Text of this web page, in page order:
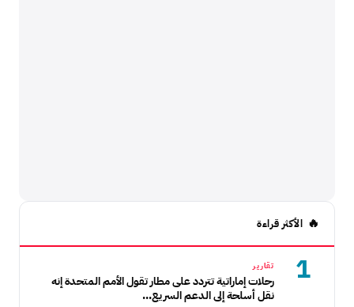
الأكثر قراءة
1 تقارير
رحلات إماراتية تتردد على مطار تقول الأمم المتحدة إنه
نقل أسلحة إلى الدعم السريع...